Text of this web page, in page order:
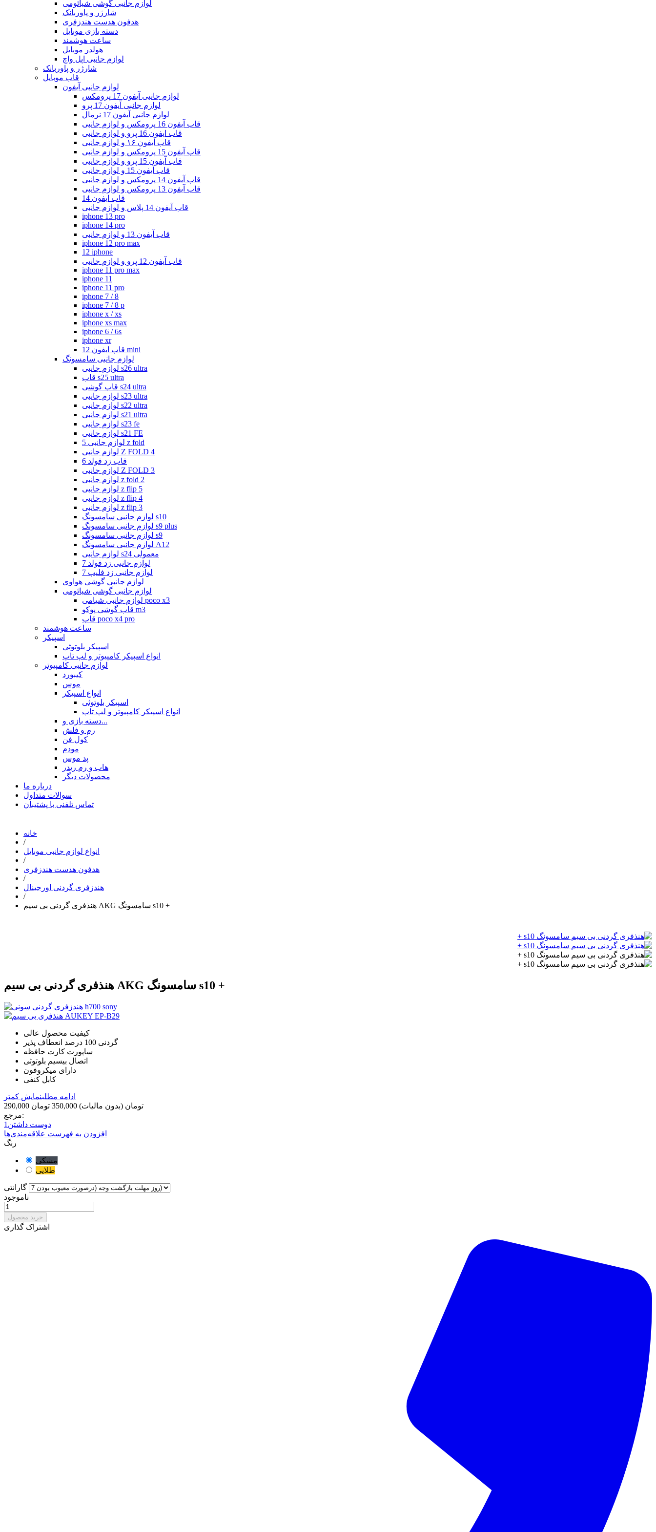
لوازم جانبی گوشی شیائومی
شارژر و پاوربانک
هدفون هدست هندزفری
دسته بازی موبایل
ساعت هوشمند
هولدر موبایل
لوازم جانبی اپل واچ
شارژر و پاوربانک
قاب موبایل
لوازم جانبی آیفون
لوازم جانبی آیفون 17 پرومکس
لوازم جانبی آیفون 17 پرو
لوازم جانبی آیفون 17 نرمال
قاب آیفون 16 پرومکس و لوازم جانبی
قاب ایفون 16 پرو و لوازم جانبی
قاب آیفون ۱۶ و لوازم جانبی
قاب آیفون 15 پرومکس و لوازم جانبی
قاب آیفون 15 پرو و لوازم جانبی
قاب آیفون 15 و لوازم جانبی
قاب آیفون 14 پرومکس و لوازم جانبی
قاب آیفون 13 پرومکس و لوازم جانبی
قاب ایفون 14
قاب آیفون 14 پلاس و لوازم جانبی
iphone 13 pro
iphone 14 pro
قاب آیفون 13 و لوازم جانبی
iphone 12 pro max
12 iphone
قاب آیفون 12 پرو و لوازم جانبی
iphone 11 pro max
iphone 11
iphone 11 pro
iphone 7 / 8
iphone 7 / 8 p
iphone x / xs
iphone xs max
iphone 6 / 6s
iphone xr
قاب ایفون 12 mini
لوازم جانبی سامسونگ
لوازم جانبی s26 ultra
قاب s25 ultra
قاب گوشی s24 ultra
لوازم جانبی s23 ultra
لوازم جانبی s22 ultra
لوازم جانبی s21 ultra
لوازم جانبی s23 fe
لوازم جانبی s21 FE
لوازم جانبی 5 z fold
لوازم جانبی Z FOLD 4
قاب زد فولد 6
لوازم جانبی Z FOLD 3
لوازم جانبی z fold 2
لوازم جانبی z flip 5
لوازم جانبی z flip 4
لوازم جانبی z flip 3
لوازم جانبی سامسونگ s10
لوازم جانبی سامسونگ s9 plus
لوازم جانبی سامسونگ s9
لوازم جانبی سامسونگ A12
لوازم جانبی s24 معمولی
لوازم جانبی زد فولد 7
لوازم جانبی زد فلیپ 7
لوازم جانبی گوشی هواوی
لوازم جانبی گوشی شیائومی
لوازم جانبی شیامی poco x3
قاب گوشی پوکو m3
قاب poco x4 pro
ساعت هوشمند
اسپیکر
اسپیکر بلوتوثی
انواع اسپیکر کامپیوتر و لپ تاپ
لوازم جانبی کامپیوتر
کیبورد
موس
انواع اسپیکر
اسپیکر بلوتوثی
انواع اسپیکر کامپیوتر و لپ تاپ
دسته بازی و...
رم و فلش
کول فن
مودم
پد موس
هاب و رم ریدر
محصولات دیگر
درباره ما
سوالات متداول
تماس تلفنی با پشتیبان
خانه
/
انواع لوازم جانبی موبایل
/
هدفون هدست هندزفری
/
هندزفری گردنی اورجینال
/
هنذفری گردنی بی سیم AKG سامسونگ s10 +
هنذفری گردنی بی سیم AKG سامسونگ s10 +
کیفیت محصول عالی
گردنی 100 درصد انعطاف پذیر
ساپورت کارت حافظه
اتصال بیسیم بلوتوثی
دارای میکروفون
کابل کنفی
ادامه مطلبنمایش کمتر
290,000 تومان (بدون مالیات) 350,000 تومان
مرجع:
دوست داشتن 1
افزودن به فهرست علاقه‌مندی‌ها
رنگ
مشکی
طلایی
گارانتی
ناموجود
خرید محصول
اشتراک گذاری